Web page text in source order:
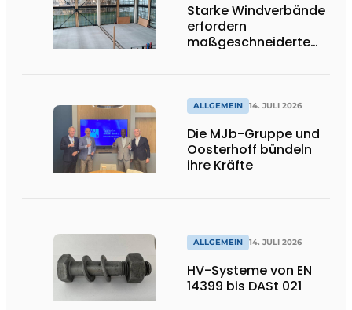
Starke Windverbände
erfordern
maßgeschneiderte
ALLGEMEIN 14. JULI 2026
Die MJb-Gruppe und
Oosterhoff bündeln
ihre Kräfte
ALLGEMEIN 14. JULI 2026
HV-Systeme von EN
14399 bis DASt 021